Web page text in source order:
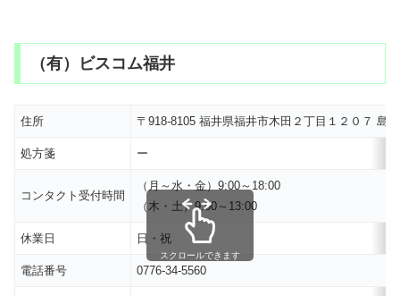
（有）ビスコム福井
住所 〒918-8105 福井県福井市木田２丁目１２０７
処方箋 ー
コンタクト受付時間
（月～水・金）9:00～18:00
（木・土）9:00～13:00
休業日 日・祝
電話番号 0776-34-5560
スクロールできます